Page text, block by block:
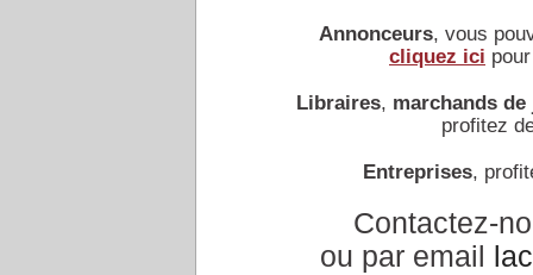
Annonceurs, vous
cliquez ici
Libraires, marchands de
profitez
Entreprises,
Contactez-
ou par email